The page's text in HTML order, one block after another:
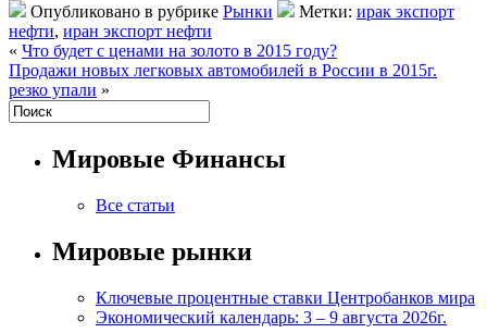
Опубликовано в рубрике Рынки Метки: ирак экспорт
нефти, иран экспорт нефти
« Что будет с ценами на золото в 2015 году?
Продажи новых легковых автомобилей в России в 2015г.
резко упали »
Мировые Финансы
Все статьи
Мировые рынки
Ключевые процентные ставки Центробанков мира
Экономический календарь: 3 – 9 августа 2026г.